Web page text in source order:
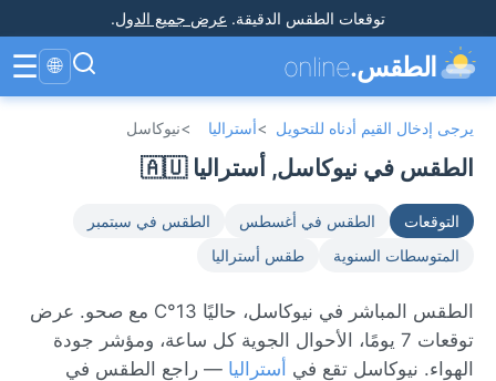
توقعات الطقس الدقيقة. عرض جميع الدول.
الطقس.online
🌐
☰
يرجى إدخال القيم أدناه للتحويل >أستراليا >نيوكاسل
الطقس في نيوكاسل, أستراليا 🇦🇺
التوقعات الطقس في أغسطس
الطقس في سبتمبر
المتوسطات السنوية
طقس أستراليا
الطقس المباشر في نيوكاسل، حاليًا 13°C مع صحو. عرض
توقعات 7 يومًا، الأحوال الجوية كل ساعة، ومؤشر جودة
الهواء. نيوكاسل تقع في أستراليا — راجع الطقس في